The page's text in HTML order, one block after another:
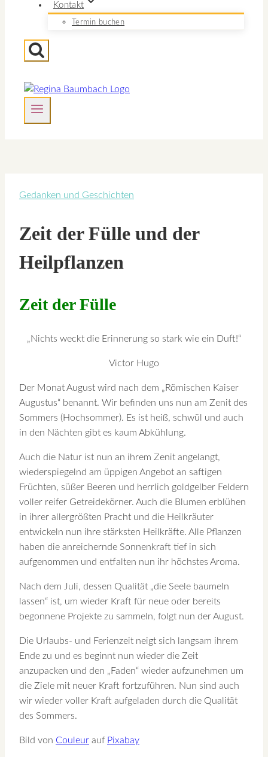
Kontakt
Termin buchen
Gedanken und Geschichten
Zeit der Fülle und der
Heilpflanzen
Zeit der Fülle
„Nichts weckt die Erinnerung so stark wie ein Duft!“
Victor Hugo
Der Monat August wird nach dem „Römischen Kaiser
Augustus“ benannt. Wir befinden uns nun am Zenit des
Sommers (Hochsommer). Es ist heiß, schwül und auch
in den Nächten gibt es kaum Abkühlung.
Auch die Natur ist nun an ihrem Zenit angelangt,
wiederspiegelnd am üppigen Angebot an saftigen
Früchten, süßer Beeren und herrlich goldgelber Feldern
voller reifer Getreidekörner. Auch die Blumen erblühen
in ihrer allergrößten Pracht und die Heilkräuter
entwickeln nun ihre stärksten Heilkräfte. Alle Pflanzen
haben die anreichernde Sonnenkraft tief in sich
aufgenommen und entfalten nun ihr höchstes Aroma.
Nach dem Juli, dessen Qualität „die Seele baumeln
lassen“ ist, um wieder Kraft für neue oder bereits
begonnene Projekte zu sammeln, folgt nun der August.
Die Urlaubs- und Ferienzeit neigt sich langsam ihrem
Ende zu und es beginnt nun wieder die Zeit
anzupacken und den „Faden“ wieder aufzunehmen um
die Ziele mit neuer Kraft fortzuführen. Nun sind auch
wir wieder voller Kraft aufgeladen durch die Qualität
des Sommers.
Bild von Couleur auf Pixabay